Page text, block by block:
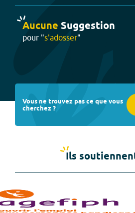
Aucune Suggestion
pour "s'adosser"
Vous ne trouvez pas ce que vous
cherchez ?
Ils